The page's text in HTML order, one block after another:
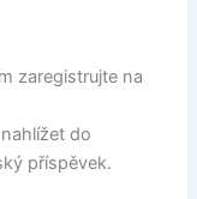
zaregistrujte na
do
příspěvek.